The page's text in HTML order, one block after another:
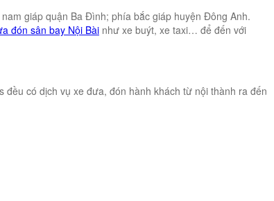
giáp quận Ba Đình; phía bắc giáp huyện Đông Anh.
đón sân bay Nội Bài như xe buýt, xe taxi… để đến với
có dịch vụ xe đưa, đón hành khách từ nội thành ra đến